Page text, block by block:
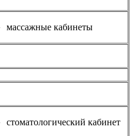
массажные кабинеты
стоматологический кабинет